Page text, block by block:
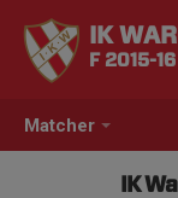
Matcher
IK
F 2015-16
IK